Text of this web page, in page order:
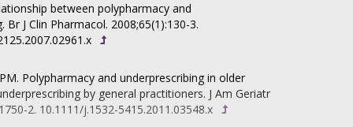
between polypharmacy and
Br J Clin Pharmacol. 2008;65(1):130-3.
Polypharmacy and underprescribing in older
by general practitioners. J Am Geriatr
2. 10.1111/j.1532-5415.2011.03548.x